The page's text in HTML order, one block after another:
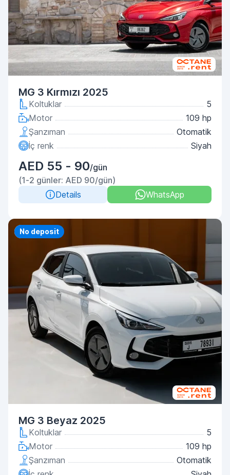
MG 3 Kırmızı 2025
Koltuklar
5
Motor
109 hp
Şanzıman
Otomatik
İç renk
Siyah
AED 55 - 90/gün
(1-2 günler: AED 90/gün)
Details
WhatsApp
Priority
No deposit
MG 3 Beyaz 2025
Koltuklar
5
Motor
109 hp
Şanzıman
Otomatik